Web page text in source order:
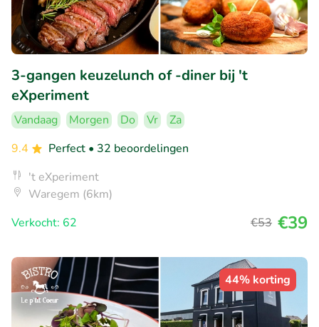
3-gangen keuzelunch of -diner bij 't
eXperiment
Vandaag Morgen Do Vr
Za
9.4
Perfect • 32 beoordelingen
't eXperiment
Waregem (6km)
Verkocht: 62
€53 €39
44% korting